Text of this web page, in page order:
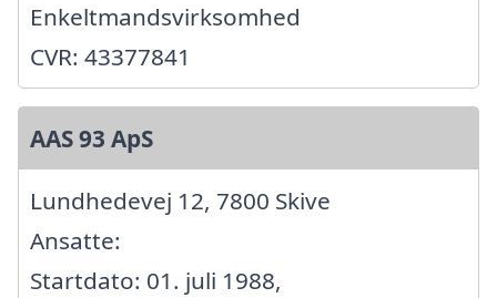
Enkeltmandsvirksomhed
CVR: 43377841
AAS 93 ApS
Lundhedevej 12, 7800 Skive
Ansatte:
Startdato: 01. juli 1988,